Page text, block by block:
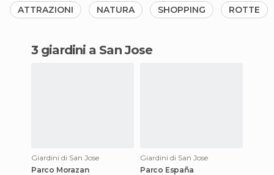
ATTRAZIONI NATURA SHOPPING ROTTE
3 giardini a San Jose
Giardini di San Jose
Parco Morazan
Giardini di San Jose
Parco España